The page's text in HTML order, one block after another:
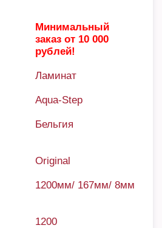
Минимальный
заказ от 10 000
рублей!
Ламинат
Aqua-Step
Бельгия
Original
1200мм/ 167мм/ 8мм
1200